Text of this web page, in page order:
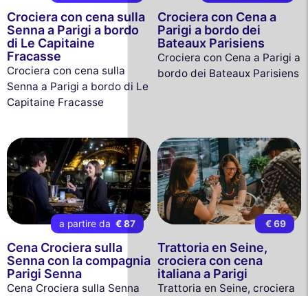
Crociera con cena sulla
Senna a Parigi a bordo
di Le Capitaine
Fracasse
Crociera con cena sulla
Senna a Parigi a bordo di Le
Capitaine Fracasse
Crociera con Cena a
Parigi a bordo dei
Bateaux Parisiens
Crociera con Cena a Parigi a
bordo dei Bateaux Parisiens
a partire da € 87
Cena Crociera sulla
Senna con la compagnia
Parigi Senna
Cena Crociera sulla Senna
€ 69
Trattoria en Seine,
crociera con cena
italiana a Parigi
Trattoria en Seine, crociera